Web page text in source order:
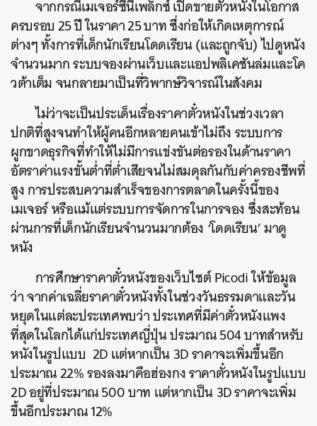
จากกรณีเมเจอร์ซีนีเพล็กซ์เปิดขายตั๋วหนังในโอกาส
ครบรอบ 25ปีในราคา25บาทซึ่งก่อให้เกิดเหตุการณ์
ต่างๆทั้งการที่เด็กนักเรียนโดดเรียน(และถูกจับ)ไปดูหนัง
จำนวนมากระบบจองผ่านเว็บและแอปพลิเคชันล่มและโค
วต้าเต็มจนกลายมาเป็นที่วิพากษ์วิจารณ์ในสังคม
ไม่ว่าจะเป็นประเด็นเรื่องราคาตั๋วหนังในช่วงเวลา
ปกติที่สูงจนทำให้ผู้คนอีกหลายคนเข้าไม่ถึงระบบการ
ผูกขาดธุรกิจที่ทำให้ไม่มีการแข่งขันต่อรองในด้านราคา
อัตราค่าแรงขั้นต่ำที่ต่ำเสียจนไม่สมดุลกันกับค่าครองชีพที่
สูงการประสบความสำเร็จของการตลาดในครั้งนี้ของ
เมเจอร์หรือแม้แต่ระบบการจัดการในการจองซึ่งสะท้อน
ผ่านการที่เด็กนักเรียนจำนวนมากต้อง ‘โดดเรียน’มาดู
หนัง
การศึกษาราคาตั๋วหนังของเว็บไซต์Picodiให้ข้อมูล
ว่าจากค่าเฉลี่ยราคาตั๋วหนังทั้งในช่วงวันธรรมดาและวัน
หยุดในแต่ละประเทศพบว่าประเทศที่มีค่าตั๋วหนังแพง
ที่สุดในโลกได้แก่ประเทศญี่ปุ่นประมาณ504บาทสำหรับ
หนังในรูปแบบ 2Dแต่หากเป็น3Dราคาจะเพิ่มขึ้นอีก
ประมาณ22%รองลงมาคือฮ่องกงราคาตั๋วหนังในรูปแบบ
2Dอยู่ที่ประมาณ500บาท แต่หากเป็น3Dราคาจะเพิ่ม
ขึ้นอีกประมาณ12%